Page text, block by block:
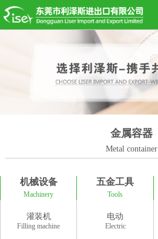
金属容器
Metal container
机械设备
Machinery
五金工具
Tools
灌装机
Filling machine
电动
Electric